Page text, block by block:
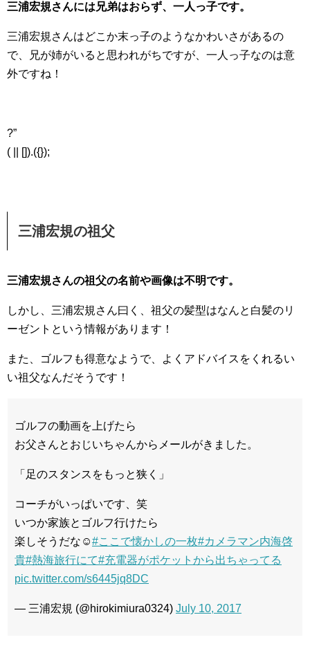
三浦宏規さんには兄弟はおらず、一人っ子です。
三浦宏規さんはどこか末っ子のようなかわいさがあるの
で、兄が姉がいると思われがちですが、一人っ子なのは意
外ですね！
?”
( || []).({});
三浦宏規の祖父
三浦宏規さんの祖父の名前や画像は不明です。
しかし、三浦宏規さん曰く、祖父の髪型はなんと白髪のリ
ーゼントという情報があります！
また、ゴルフも得意なようで、よくアドバイスをくれるい
い祖父なんだそうです！
ゴルフの動画を上げたら
お父さんとおじいちゃんからメールがきました。
「足のスタンスをもっと狭く」
コーチがいっぱいです、笑
いつか家族とゴルフ行けたら
楽しそうだな☺️#ここで懐かしの一枚#カメラマン内海啓
貴#熱海旅行にて#充電器がポケットから出ちゃってる
pic.twitter.com/s6445jq8DC
— 三浦宏規 (@hirokimiura0324) July 10, 2017